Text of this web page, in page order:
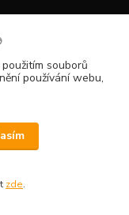
použitím souborů
používání webu,
zde.